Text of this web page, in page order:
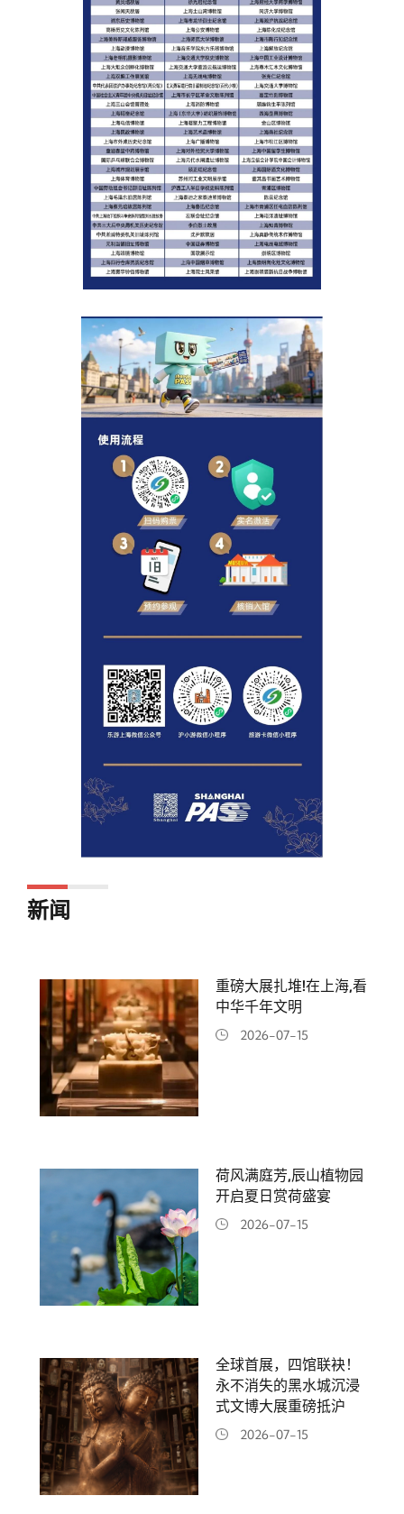
新闻
重磅大展扎堆!在上海,看
中华千年文明
2026-07-15
荷风满庭芳,辰山植物园
开启夏日赏荷盛宴
2026-07-15
全球首展，四馆联袂！
永不消失的黑水城沉浸
式文博大展重磅抵沪
2026-07-15